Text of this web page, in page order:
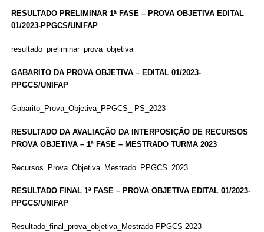
RESULTADO PRELIMINAR 1ª FASE – PROVA OBJETIVA EDITAL
01/2023-PPGCS/UNIFAP
resultado_preliminar_prova_objetiva
GABARITO DA PROVA OBJETIVA – EDITAL 01/2023-
PPGCS/UNIFAP
Gabarito_Prova_Objetiva_PPGCS_-PS_2023
RESULTADO DA AVALIAÇÃO DA INTERPOSIÇÃO DE RECURSOS
PROVA OBJETIVA – 1ª FASE – MESTRADO TURMA 2023
Recursos_Prova_Objetiva_Mestrado_PPGCS_2023
RESULTADO FINAL 1ª FASE – PROVA OBJETIVA EDITAL 01/2023-
PPGCS/UNIFAP
Resultado_final_prova_objetiva_Mestrado-PPGCS-2023